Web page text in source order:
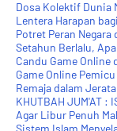
Dosa Kolektif Dunia
Lentera Harapan
Potret Peran Negara
Setahun Berlalu,
Candu Game
Game Online
Remaja dalam
KHUTBAH JUM'AT :
Agar Libur Penuh
Sistem Islam